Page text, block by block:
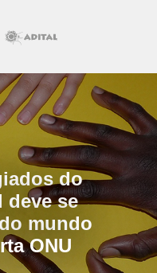
do
deve se
mundo
ONU